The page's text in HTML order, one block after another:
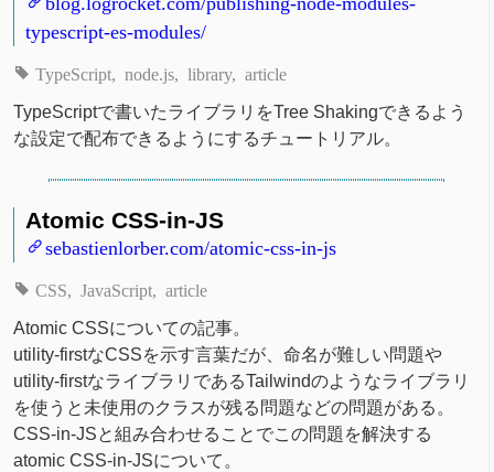
typescript-es-modules/
TypeScript node.js library article
TypeScriptで書いたライブラリをTree Shakingできるよう
な設定で配布できるようにするチュートリアル。
Atomic CSS-in-JS
sebastienlorber.com/atomic-css-in-js
CSS JavaScript article
Atomic CSSについての記事。
utility-firstなCSSを示す言葉だが、命名が難しい問題や
utility-firstなライブラリであるTailwindのようなライブラリ
を使うと未使用のクラスが残る問題などの問題がある。
CSS-in-JSと組み合わせることでこの問題を解決する
atomic CSS-in-JSについて。